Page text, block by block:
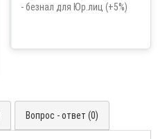
- безнал для Юр.лиц (+5%)
Вопрос - ответ (0)